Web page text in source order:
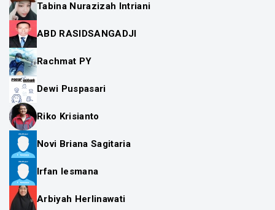
Tabina Nurazizah Intriani
ABD RASIDSANGADJI
Rachmat PY
Dewi Puspasari
Riko Krisianto
Novi Briana Sagitaria
Irfan lesmana
Arbiyah Herlinawati